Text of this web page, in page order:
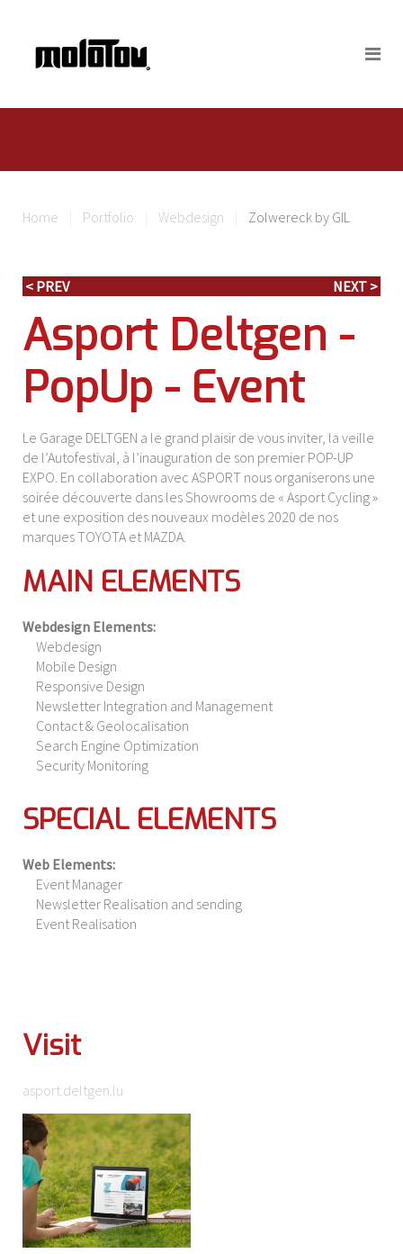
Home Portfolio Webdesign Zolwereck by GIL
< PREV NEXT >
Asport Deltgen -
PopUp - Event
Le Garage DELTGEN a le grand plaisir de vous inviter, la veille
de l’Autofestival, à l’inauguration de son premier POP-UP
EXPO. En collaboration avec ASPORT nous organiserons une
soirée découverte dans les Showrooms de « Asport Cycling »
et une exposition des nouveaux modèles 2020 de nos
marques TOYOTA et MAZDA.
MAIN ELEMENTS
Webdesign Elements:
Webdesign
Mobile Design
Responsive Design
Newsletter Integration and Management
Contact & Geolocalisation
Search Engine Optimization
Security Monitoring
SPECIAL ELEMENTS
Web Elements:
Event Manager
Newsletter Realisation and sending
Event Realisation
Visit
asport.deltgen.lu